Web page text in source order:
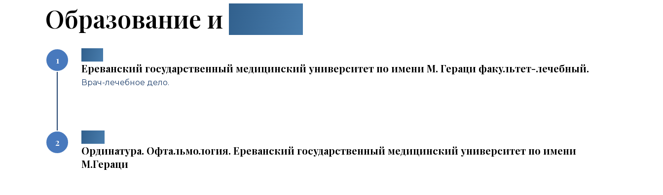
Образование и
Ереванский государственный медицинский университет по имени М. Гераци факультет-лечебный.
Врач-лечебное дело.
Ординатура. Офтальмология. Ереванский государственный медицинский университет по имени
М.Гераци